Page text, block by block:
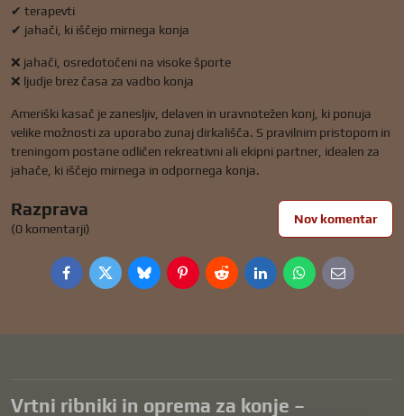
✔ terapevti
✔ jahači, ki iščejo mirnega konja
❌ jahači, osredotočeni na visoke športe
❌ ljudje brez časa za vadbo konja
Ameriški kasač je zanesljiv, delaven in uravnotežen konj, ki ponuja
velike možnosti za uporabo zunaj dirkališča. S pravilnim pristopom in
treningom postane odličen rekreativni ali ekipni partner, idealen za
jahače, ki iščejo mirnega in odpornega konja.
Razprava
(0 komentarji)
Nov komentar
FacebookTwitterBlueskyPinterestRedditLinkedInWhatsApp
E-
mail
Vrtni ribniki in oprema za konje –